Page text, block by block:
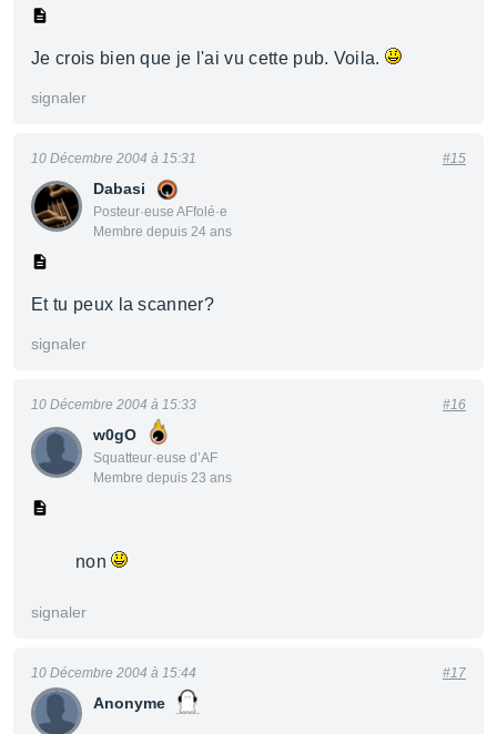
Je crois bien que je l'ai vu cette pub. Voila.
signaler
Dabasi
Posteur·euse AFfolé·e
Membre depuis 24 ans
10 Décembre 2004 à 15:31 #15
Et tu peux la scanner?
signaler
w0gO
Squatteur·euse d’AF
Membre depuis 23 ans
10 Décembre 2004 à 15:33 #16
non
signaler
Anonyme
10 Décembre 2004 à 15:44 #17